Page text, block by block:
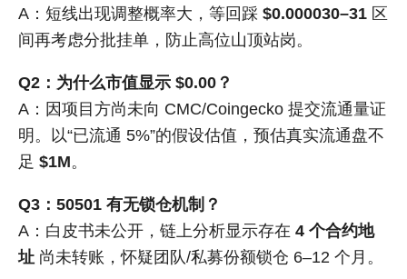
A：短线出现调整概率大，等回踩 $0.000030–31 区
间再考虑分批挂单，防止高位山顶站岗。
Q2：为什么市值显示 $0.00？
A：因项目方尚未向 CMC/Coingecko 提交流通量证
明。以“已流通 5%”的假设估值，预估真实流通盘不
足 $1M。
Q3：50501 有无锁仓机制？
A：白皮书未公开，链上分析显示存在 4 个合约地
址 尚未转账，怀疑团队/私募份额锁仓 6–12 个月。